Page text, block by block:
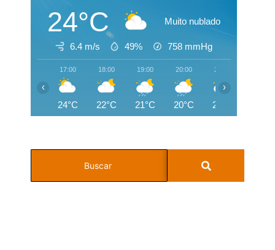
24°C Muito nublado
6.4 m/s 49% 758 mmHg
17:00
24°C
18:00
22°C
19:00
21°C
20:00
20°C
21:00
20°C
‹ ›